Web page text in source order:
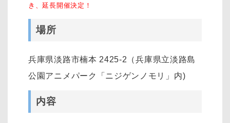
き、延長開催決定！
場所
兵庫県淡路市楠本 2425-2（兵庫県立淡路島
公園アニメパーク「ニジゲンノモリ」内)
内容